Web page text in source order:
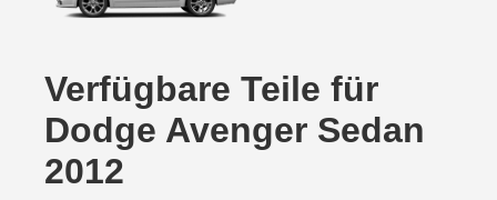
Verfügbare Teile für
Dodge Avenger Sedan
2012